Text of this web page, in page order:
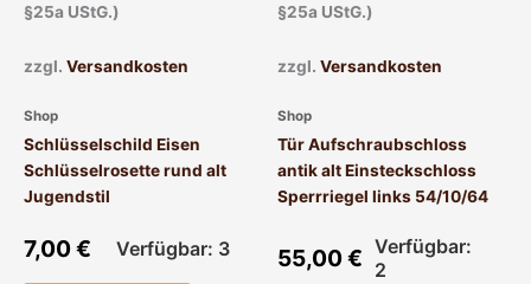
§25a UStG.)
zzgl. Versandkosten
Shop
Schlüsselschild Eisen
Schlüsselrosette rund alt
Jugendstil
7,00€ Verfügbar: 3
§25a UStG.)
zzgl. Versandkosten
Shop
Tür Aufschraubschloss
antik alt Einsteckschloss
Sperrriegel links 54/10/64
55,00€ Verfügbar:
2